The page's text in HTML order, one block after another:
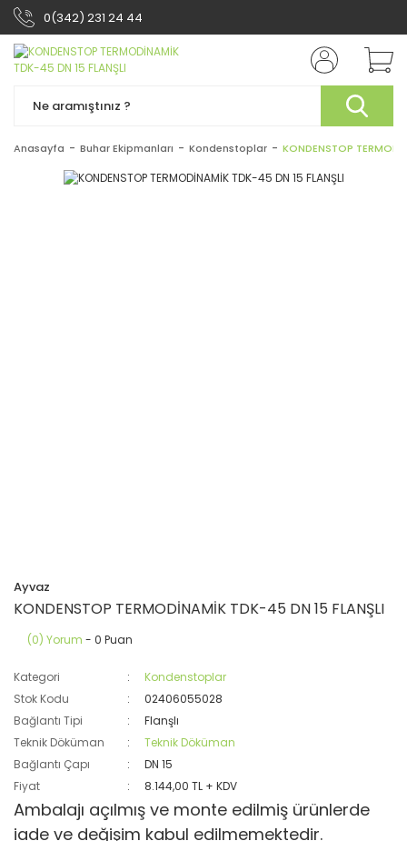
0(342) 231 24 44
Anasayfa Buhar Ekipmanları Kondenstoplar KONDENSTOP
Ayvaz
KONDENSTOP TERMODİNAMİK TDK-45 DN 15 FLANŞLI
(0) Yorum - 0 Puan
Kategori
Kondenstoplar
Stok Kodu
02406055028
Bağlantı Tipi
Flanşlı
Teknik Döküman
Teknik Döküman
Bağlantı Çapı
DN 15
Fiyat
8.144,00 TL + KDV
Ambalajı açılmış ve monte edilmiş ürünlerde
iade ve değişim kabul edilmemektedir.